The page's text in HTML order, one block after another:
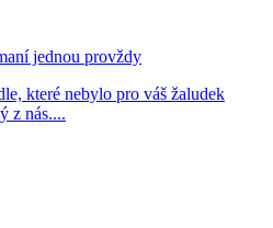
jednou provždy
které nebylo pro váš žaludek
z nás....